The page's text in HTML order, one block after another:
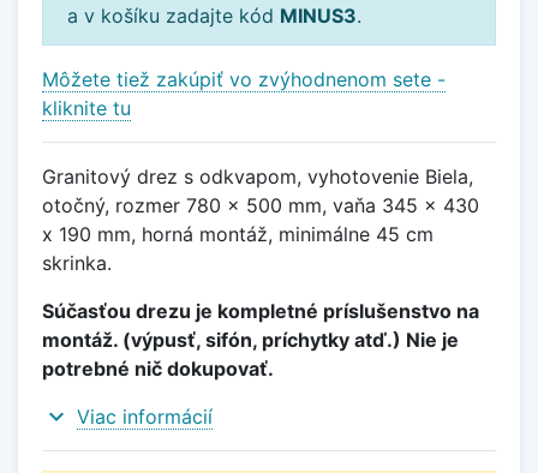
a v košíku zadajte kód MINUS3.
Môžete tiež zakúpiť vo zvýhodnenom sete -
kliknite tu
Granitový drez s odkvapom, vyhotovenie Biela,
otočný, rozmer 780 x 500 mm, vaňa 345 x 430
x 190 mm, horná montáž, minimálne 45 cm
skrinka.
Súčasťou drezu je kompletné príslušenstvo na
montáž. (výpusť, sifón, príchytky atď.) Nie je
potrebné nič dokupovať.
expand_more Viac informácií